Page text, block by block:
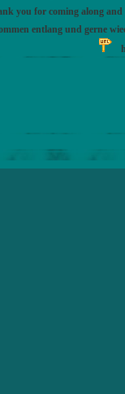
you for coming along and
entlang und gerne